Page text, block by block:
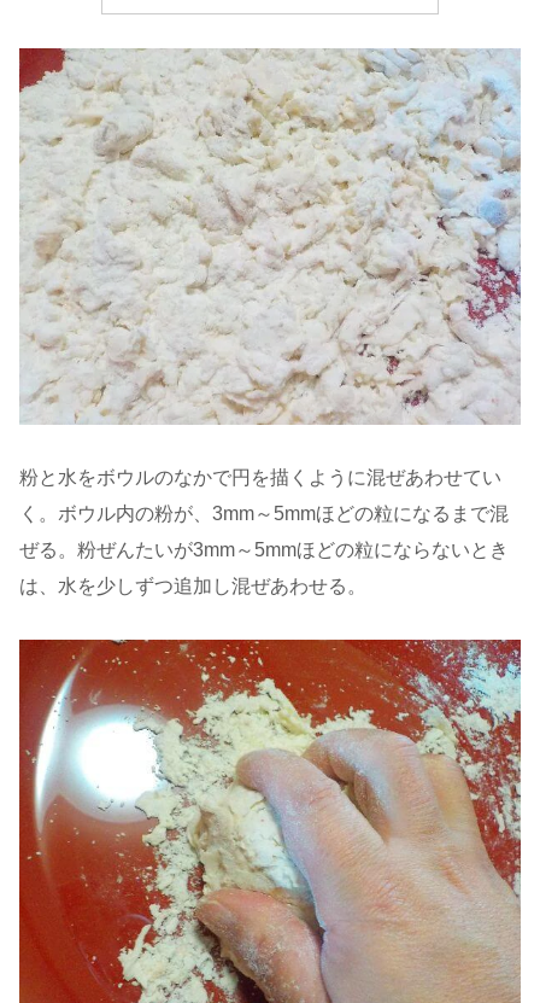
粉と水をボウルのなかで円を描くように混ぜあわせてい
く。ボウル内の粉が、3mm～5mmほどの粒になるまで混
ぜる。粉ぜんたいが3mm～5mmほどの粒にならないとき
は、水を少しずつ追加し混ぜあわせる。